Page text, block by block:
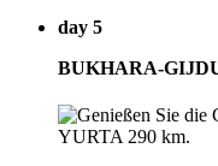
day 5
BUKHARA-